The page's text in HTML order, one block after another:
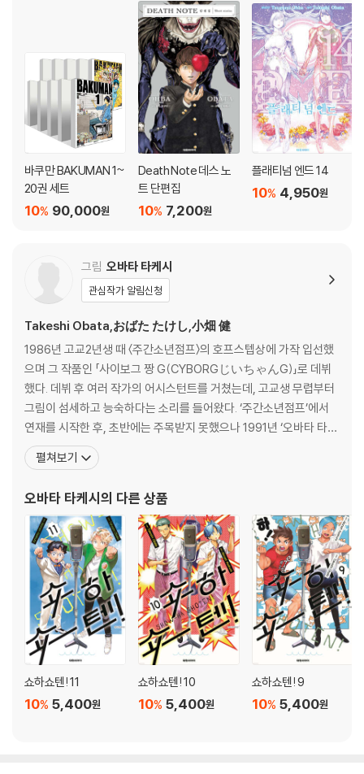
바쿠만 BAKUMAN 1~
20권 세트
90,000원
10%
Death Note 데스 노
트 단편집
7,200원
10%
플래티넘 엔드 14
4,950원
10%
그림 오바타 타케시
관심작가 알림신청
Takeshi Obata,おばた たけし,小畑 健
1986년 고교2년생 때 〈주간소년점프〉의 호프스텝상에 가작 입선했
으며 그 작품인 「사이보그 짱 G(CYBORGじいちゃんG)」로 데뷔
했다. 데뷔 후 여러 작가의 어시스턴트를 거쳤는데, 고교생 무렵부터
그림이 섬세하고 능숙하다는 소리를 들어왔다. ‘주간소년점프’에서
연재를 시작한 후, 초반에는 주목받지 못했으나 1991년 ‘오바타 타케
시(小畑 健)’로 개명 후 스토리작가와 함께 활동하기 시작하면서 그
의 재량이 두드러지기 시작했다. 이후 홋타 유미 원작의 『고스트 바둑
츠구미 원작의 『DEATH NOTE 데스 노트』로 인
펼쳐보기
오바타 타케시 의 다른 상품
쇼하쇼텐! 11
5,400원
10%
쇼하쇼텐! 10
5,400원
10%
쇼하쇼텐! 9
5,400원
10%